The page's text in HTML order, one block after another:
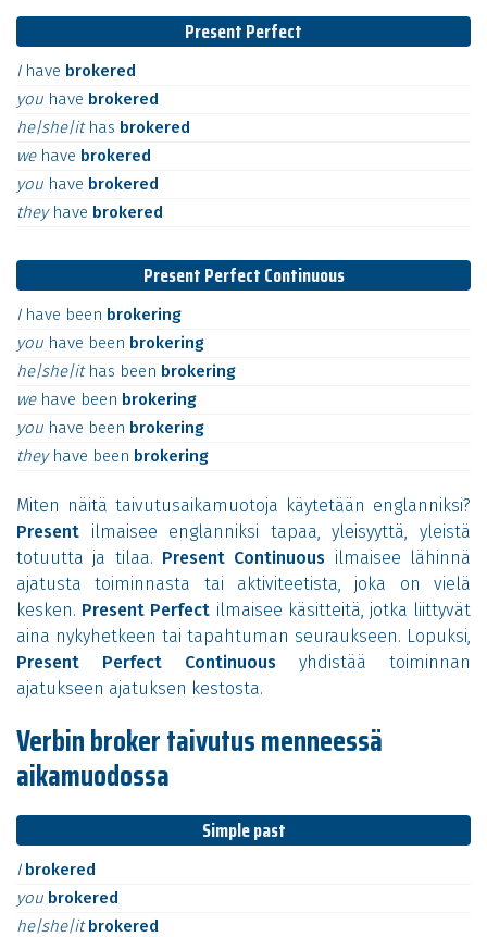
Present Perfect
I have brokered
you have brokered
he|she|it has brokered
we have brokered
you have brokered
they have brokered
Present Perfect Continuous
I have been brokering
you have been brokering
he|she|it has been brokering
we have been brokering
you have been brokering
they have been brokering
Miten näitä taivutusaikamuotoja käytetään englanniksi?
Present ilmaisee englanniksi tapaa, yleisyyttä, yleistä
totuutta ja tilaa. Present Continuous ilmaisee lähinnä
ajatusta toiminnasta tai aktiviteetista, joka on vielä
kesken. Present Perfect ilmaisee käsitteitä, jotka liittyvät
aina nykyhetkeen tai tapahtuman seuraukseen. Lopuksi,
Present Perfect Continuous yhdistää toiminnan
ajatukseen ajatuksen kestosta.
Verbin broker taivutus menneessä
aikamuodossa
Simple past
I brokered
you brokered
he|she|itbrokered